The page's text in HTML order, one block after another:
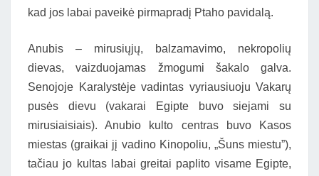
kad jos labai paveikė pirmapradį Ptaho pavidalą.
Anubis – mirusiųjų, balzamavimo, nekropolių
dievas, vaizduojamas žmogumi šakalo galva.
Senojoje Karalystėje vadintas vyriausiuoju Vakarų
pusės dievu (vakarai Egipte buvo siejami su
mirusiaisiais). Anubio kulto centras buvo Kasos
miestas (graikai jį vadino Kinopoliu, „Šuns miestu”),
tačiau jo kultas labai greitai paplito visame Egipte,